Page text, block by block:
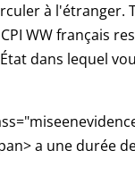
à l'étranger.
WW français
dans lequel
a une durée